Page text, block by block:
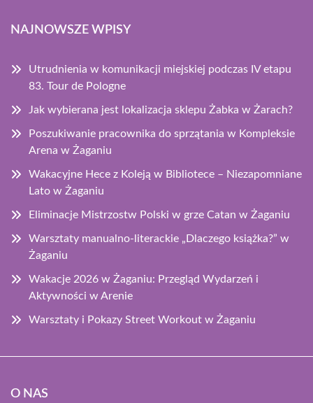
NAJNOWSZE WPISY
Utrudnienia w komunikacji miejskiej podczas IV etapu
83. Tour de Pologne
Jak wybierana jest lokalizacja sklepu Żabka w Żarach?
Poszukiwanie pracownika do sprzątania w Kompleksie
Arena w Żaganiu
Wakacyjne Hece z Koleją w Bibliotece – Niezapomniane
Lato w Żaganiu
Eliminacje Mistrzostw Polski w grze Catan w Żaganiu
Warsztaty manualno-literackie „Dlaczego książka?” w
Żaganiu
Wakacje 2026 w Żaganiu: Przegląd Wydarzeń i
Aktywności w Arenie
Warsztaty i Pokazy Street Workout w Żaganiu
O NAS